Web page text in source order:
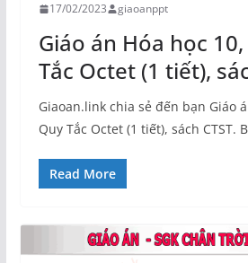
17/02/2023 giaoanppt
Giáo án Hóa học
Tắc Octet (1 tiết),
Giaoan.link chia sẻ đến bạn Giáo
Quy Tắc Octet (1 tiết), sách CTST.
Read More